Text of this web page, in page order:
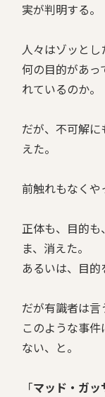
実が判明する。
人々はゾッとし
何の目的があっ
れているのか。
だが、不可解
えた。
前触れもなくや
正体も、目的も
ま、消えた。
あるいは、目
だが有識者は言
このような事
ない、と。
「マッド・ガッ